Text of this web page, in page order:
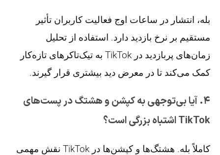
بله، انتشار در ساعات اوج فعالیت کاربران تأثیر
مستقیم بر نرخ بازدید دارد. استفاده از تحلیل
زمان‌های پربازدید در TikTok به تیک‌تاکرهای تازه‌کار
کمک می‌کند تا در معرض دید بیشتری قرار گیرند.
۴. آیا بی‌توجهی به کپشن و هشتگ در پست‌های
TikTok اشتباه بزرگی است؟
کاملاً بله. هشتگ‌ها و کپشن‌ها در TikTok نقش مهمی